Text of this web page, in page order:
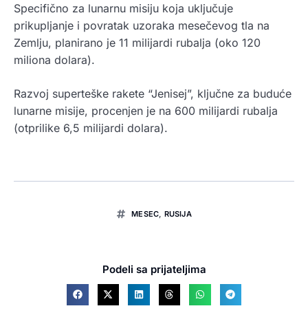
Specifično za lunarnu misiju koja uključuje
prikupljanje i povratak uzoraka mesečevog tla na
Zemlju, planirano je 11 milijardi rubalja (oko 120
miliona dolara).
Razvoj superteške rakete “Jenisej”, ključne za buduće
lunarne misije, procenjen je na 600 milijardi rubalja
(otprilike 6,5 milijardi dolara).
MESEC RUSIJA
Podeli sa prijateljima